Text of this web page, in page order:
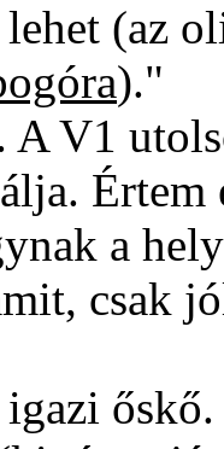
(az
)."
A V1
a
csak